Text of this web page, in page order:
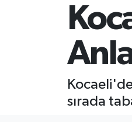
sırada
Süper Lig Puan
Tüm Manşetler
Son Dakika Haberleri